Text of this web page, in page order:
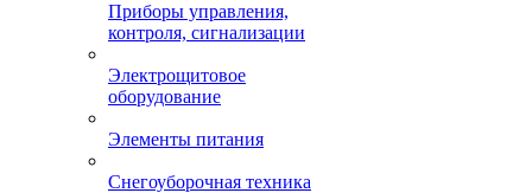
Приборы управления,
контроля, сигнализации
Электрощитовое
оборудование
Элементы питания
Снегоуборочная техника